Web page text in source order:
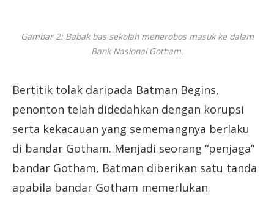
Gambar 2: Babak bas sekolah menerobos masuk ke dalam
Bank Nasional Gotham.
Bertitik tolak daripada Batman Begins,
penonton telah didedahkan dengan korupsi
serta kekacauan yang sememangnya berlaku
di bandar Gotham. Menjadi seorang “penjaga”
bandar Gotham, Batman diberikan satu tanda
apabila bandar Gotham memerlukan